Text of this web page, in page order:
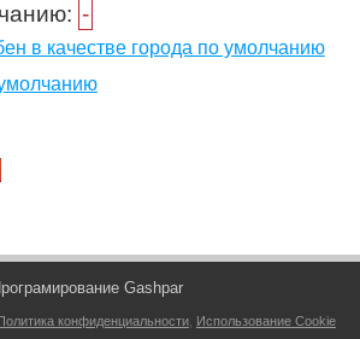
-
в качестве города по умолчанию
Gashpar
конфиденциальности, Использование Cookie